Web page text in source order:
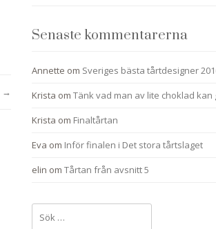
Senaste kommentarerna
Annette om Sveriges bästa tårtdesigner
Krista om Tänk vad man av lite choklad kan
Krista om Finaltårtan
Eva om Inför finalen i Det stora tårtslaget
elin om Tårtan från avsnitt 5
Sök
efter:
→